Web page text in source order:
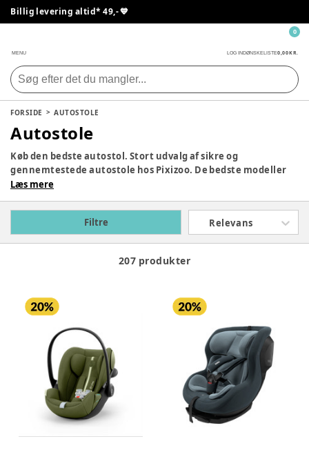
Billig levering altid* 49,- 💙
MENU LOG INDØNSKELISTE0,00 KR.
0
FORSIDE AUTOSTOLE
Autostole
Køb den bedste autostol. Stort udvalg af sikre og
gennemtestede autostole hos Pixizoo. De bedste modeller
fraLionelo
hjælper meget gerne med rådgivning, hvis du har brug for
Læs mere
Filtre Relevans
207 produkter